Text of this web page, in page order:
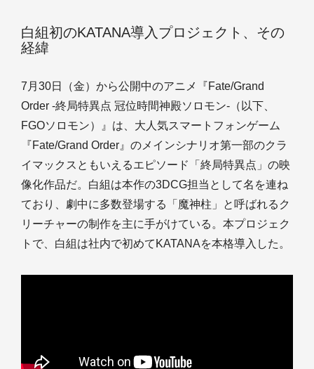
白組初のKATANA導入プロジェクト、その
経緯
7月30日（金）から公開中のアニメ『Fate/Grand
Order -終局特異点 冠位時間神殿ソロモン-（以下、
FGOソロモン）』は、大人気スマートフォンゲーム
『Fate/Grand Order』のメインシナリオ第一部のクラ
イマックスともいえるエピソード「終局特異点」の映
像化作品だ。白組は本作の3DCG担当として名を連ね
ており、劇中に多数登場する「魔神柱」と呼ばれるク
リーチャーの制作を主に手がけている。本プロジェク
トで、白組は社内で初めてKATANAを本格導入した。